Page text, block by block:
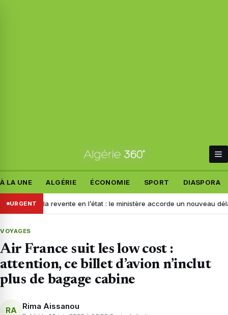
À LA UNE ALGÉRIE ÉCONOMIE SPORT DIASPORA
URGENT
la revente en l’état : le ministère accorde un nouveau délai aux
VOYAGES
Air France suit les low cost :
attention, ce billet d’avion n’inclut
plus de bagage cabine
RA Rima Aissanou